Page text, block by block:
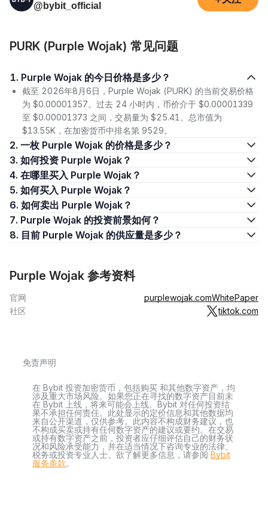
@bybit_official
PURK (Purple Wojak) 常见问题
1. Purple Wojak 的今日价格是多少？
截至 2026年8月6日，Purple Wojak (PURK) 的当前交易价格
为 $0.00001357。过去 24 小时内，币价介于 $0.00001339
至 $0.00001373 之间，交易量为 $25.41。总市值为
$13.55K，在加密货币中排名第 9529。
2. 一枚 Purple Wojak 的价格是多少？
3. 如何投资 Purple Wojak？
4. 在哪里买入 Purple Wojak？
5. 如何买入 Purple Wojak？
6. 如何卖出 Purple Wojak？
7. Purple Wojak 的投资前景如何？
8. 目前 Purple Wojak 的供应量是多少？
Purple Wojak 参考资料
官网 purplewojak.comWhitePaper
社区
tiktok.com
免责声明
在 Bybit 投资加密货币，包括购买 和其他数字资产，均
涉及重大市场风险。如果您正在寻找的数字资产目前未
在 Bybit 上线，将来可能会上线。Bybit 对任何投资结
果不承担任何责任。此处显示的定价信息和其他数据均
来自公开渠道，仅供参考。此内容不构成财务建议，也
不构成买卖或持有任何数字资产的建议或要约。在交易
或持有数字资产之前，投资者应仔细评估自己的财务状
况和风险承受能力，并在适当情况下咨询专业的法律、
税务或投资专业人士。欲了解更多信息，请参阅 Bybit
服务条款。